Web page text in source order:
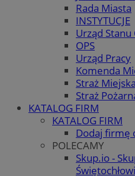
Rada Miasta
INSTYTUCJE
Urząd
OPS
Urząd Pracy
Komenda
Straż Miejska
Straż
KATALOG FIRM
KATALOG FIRM
Dodaj firmę
POLECAMY
Skup.io -